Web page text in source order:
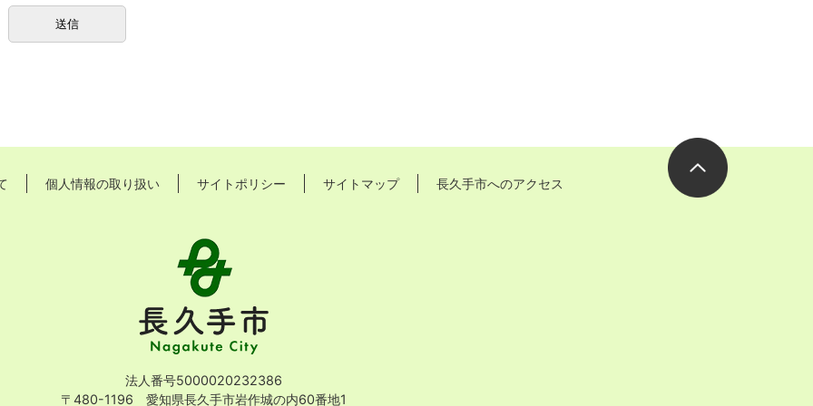
個人情報の取り扱い サイトポリシー サイトマップ 長久手市へのアクセス
Nagakute
City
法人番号5000020232386
〒480-1196 愛知県長久手市岩作城の内60番地1